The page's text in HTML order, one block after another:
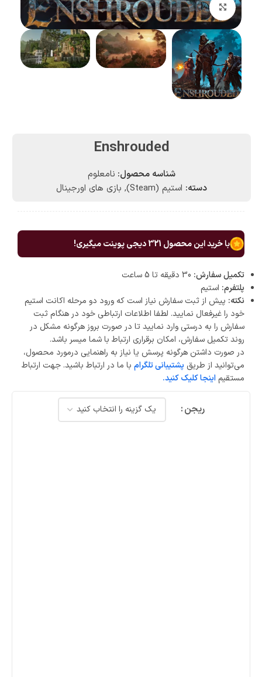
بزرگنمایی تصویر
Enshrouded
شناسه محصول: نامعلوم
دسته: استیم (Steam) , بازی های اورجینال
با خرید این محصول 321دیجی پوینت میگیری!
تکمیل سفارش:
پلتفرم: استیم
نکته: پیش از ثبت سفارش نیاز است که ورود دو مرحله اکانت استیم
خود را غیرفعال نمایید. لطفا اطلاعات ارتباطی خود در هنگام ثبت
سفارش را به درستی وارد نمایید تا در صورت بروز هرگونه مشکل در
روند تکمیل سفارش، امکان برقراری ارتباط با شما میسر باشد.
در صورت داشتن هرگونه پرسش یا نیاز به راهنمایی درمورد محصول،
می‌توانید از طریق پشتیبانی تلگرام با ما در ارتباط باشید. جهت ارتباط
مستقیم اینجا کلیک کنید.
ریجن